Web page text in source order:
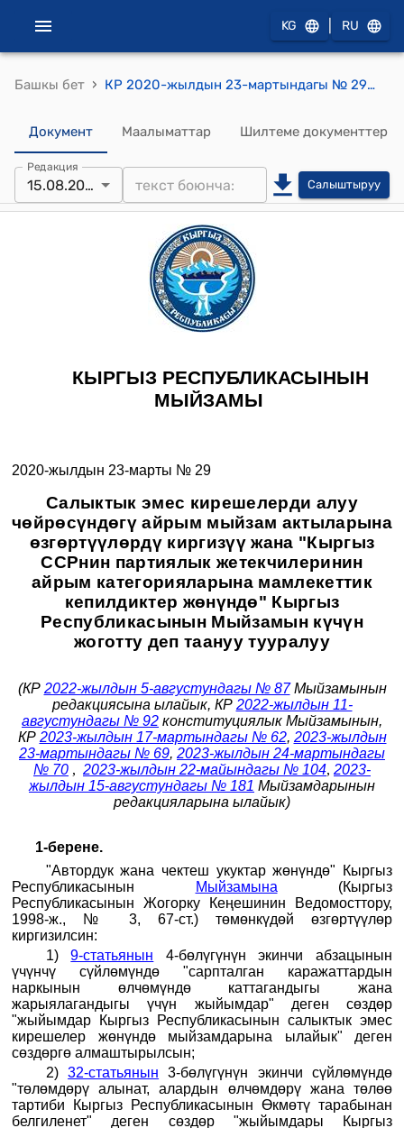
KG RU
Башкы бет › КР 2020-жылдын 23-мартындагы № 29 "Салыктык эмес кирешелерди алуу чөйрөсүндөгү айрым мыйзам актыларына өзгөртүүлөрдү киргизүү жана "Кыргыз ССРнин партиялык жетекчилеринин айрым категорияларына мамлекеттик кепилдиктер жөнүндө" Кыргыз Республикасынын Мыйзамын күчүн жоготту деп таануу тууралуу"Мыйзамы
Документ Маалыматтар Шилтеме документтер
Редакция
15.08.2023 Салыштыруу